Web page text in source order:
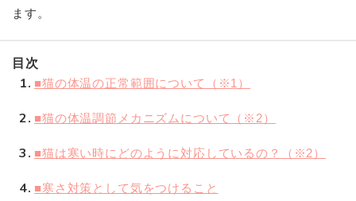
ます。
目次
1 ■猫の体温の正常範囲について（※1）
2 ■猫の体温調節メカニズムについて（※2）
3 ■猫は寒い時にどのように対応しているの？（※2）
4 ■寒さ対策として気をつけること